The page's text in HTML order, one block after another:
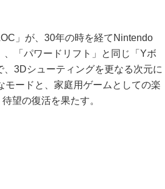
」が、30年の時を経てNintendo
「パワードリフト」と同じ「Yボ
3Dシューティングを更なる次元に
モードと、家庭用ゲームとしての楽
望の復活を果たす。